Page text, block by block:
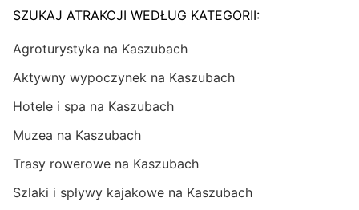
SZUKAJ ATRAKCJI WEDŁUG KATEGORII:
Agroturystyka na Kaszubach
Aktywny wypoczynek na Kaszubach
Hotele i spa na Kaszubach
Muzea na Kaszubach
Trasy rowerowe na Kaszubach
Szlaki i spływy kajakowe na Kaszubach